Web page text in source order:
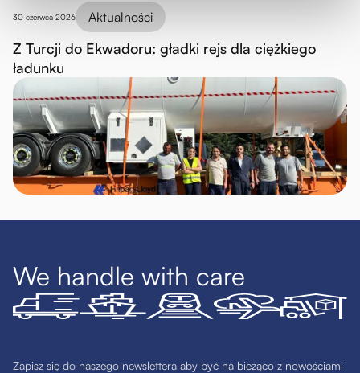
30 czerwca 2026 Aktualności
Z Turcji do Ekwadoru: gładki rejs dla ciężkiego
ładunku
We handle with care
Zapisz się do naszego newslettera aby być na bieżąco z nowościami